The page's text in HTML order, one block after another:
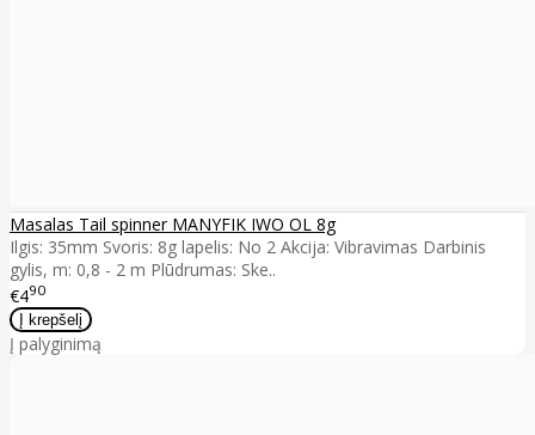
Masalas Tail spinner MANYFIK IWO OL 8g
Ilgis: 35mm Svoris: 8g lapelis: No 2 Akcija: Vibravimas Darbinis
gylis, m: 0,8 - 2 m Plūdrumas: Ske..
€490
Į palyginimą